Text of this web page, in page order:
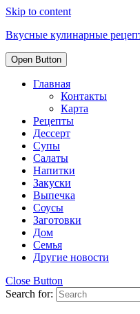
Skip to content
Вкусные кулинарные
Open Button
Главная
Контакты
Карта
Рецепты
Дессерт
Супы
Салаты
Напитки
Закуски
Выпечка
Соусы
Заготовки
Дом
Семья
Другие новости
Close Button
Search for: